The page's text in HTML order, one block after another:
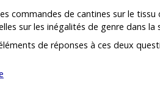
commandes de cantines sur le tissu
sur les inégalités de genre dans
de réponses à ces deux